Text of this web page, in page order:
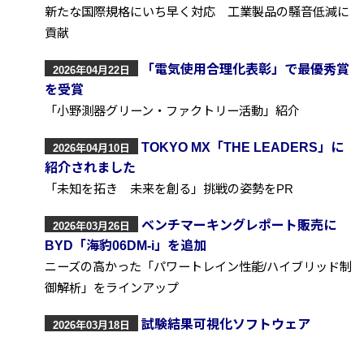
新たな国際規格にいち早く対応 工業製品の騒音低減に
貢献
2026年04月22日
「電気使用合理化表彰」で最優秀賞
を受賞
「小野測器グリーン・ファクトリー活動」紹介
2026年04月10日
TOKYO MX「THE LEADERS」に
紹介されました
「未知を拓き 未来を創る」挑戦の姿勢をPR
2026年03月26日
ベンチマーキングレポート販売に
BYD「海豹06DM-i」を追加
ニーズの高かった「パワートレイン性能/ハイブリッド制
御解析」をラインアップ
2026年03月18日
試験結果可視化ソフトウェア